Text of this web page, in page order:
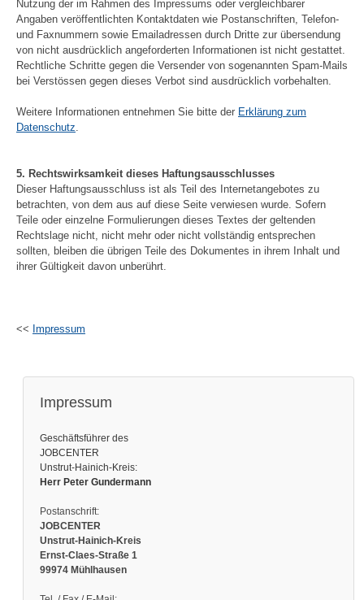
Nutzung der im Rahmen des Impressums oder vergleichbarer
Angaben veröffentlichten Kontaktdaten wie Postanschriften, Telefon-
und Faxnummern sowie Emailadressen durch Dritte zur übersendung
von nicht ausdrücklich angeforderten Informationen ist nicht gestattet.
Rechtliche Schritte gegen die Versender von sogenannten Spam-Mails
bei Verstössen gegen dieses Verbot sind ausdrücklich vorbehalten.
Weitere Informationen entnehmen Sie bitte der Erklärung zum
Datenschutz.
5. Rechtswirksamkeit dieses Haftungsausschlusses
Dieser Haftungsausschluss ist als Teil des Internetangebotes zu
betrachten, von dem aus auf diese Seite verwiesen wurde. Sofern
Teile oder einzelne Formulierungen dieses Textes der geltenden
Rechtslage nicht, nicht mehr oder nicht vollständig entsprechen
sollten, bleiben die übrigen Teile des Dokumentes in ihrem Inhalt und
ihrer Gültigkeit davon unberührt.
<< Impressum
Impressum
Geschäftsführer des
JOBCENTER
Unstrut-Hainich-Kreis:
Herr Peter Gundermann
Postanschrift:
JOBCENTER
Unstrut-Hainich-Kreis
Ernst-Claes-Straße 1
99974 Mühlhausen